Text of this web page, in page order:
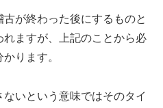
が終わった後にするものと
ますが、上記のことから必
ります。
いという意味ではそのタイ